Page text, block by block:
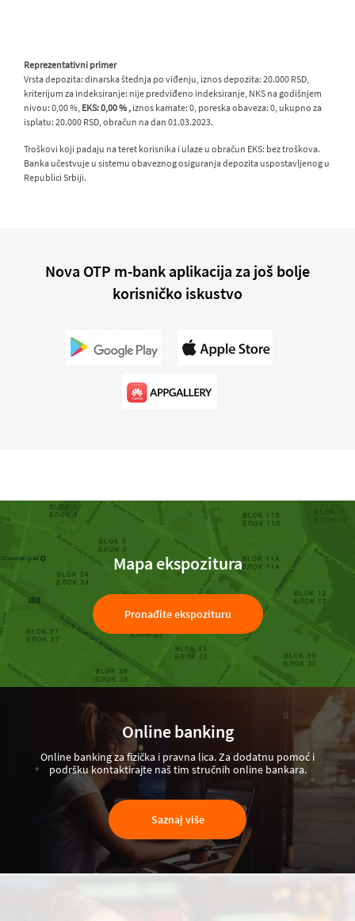
Reprezentativni primer
Vrsta depozita: dinarska štednja po viđenju, iznos depozita: 20.000 RSD,
kriterijum za indeksiranje: nije predviđeno indeksiranje, NKS na godišnjem
nivou: 0,00 %, EKS: 0,00 % , iznos kamate: 0, poreska obaveza: 0, ukupno za
isplatu: 20.000 RSD, obračun na dan 01.03.2023.
Troškovi koji padaju na teret korisnika i ulaze u obračun EKS: bez troškova.
Banka učestvuje u sistemu obaveznog osiguranja depozita uspostavljenog u
Republici Srbiji.
Nova OTP m-bank aplikacija za još bolje
korisničko iskustvo
Mapa ekspozitura
Pronađite ekspozituru
Online banking
Online banking za fizička i pravna lica. Za dodatnu pomoć i
podršku kontaktirajte naš tim stručnih online bankara.
Saznaj više